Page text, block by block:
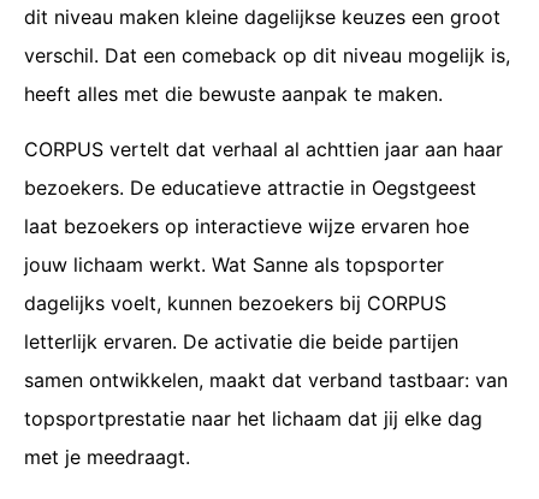
dit niveau maken kleine dagelijkse keuzes een groot
verschil. Dat een comeback op dit niveau mogelijk is,
heeft alles met die bewuste aanpak te maken.
CORPUS vertelt dat verhaal al achttien jaar aan haar
bezoekers. De educatieve attractie in Oegstgeest
laat bezoekers op interactieve wijze ervaren hoe
jouw lichaam werkt. Wat Sanne als topsporter
dagelijks voelt, kunnen bezoekers bij CORPUS
letterlijk ervaren. De activatie die beide partijen
samen ontwikkelen, maakt dat verband tastbaar: van
topsportprestatie naar het lichaam dat jij elke dag
met je meedraagt.